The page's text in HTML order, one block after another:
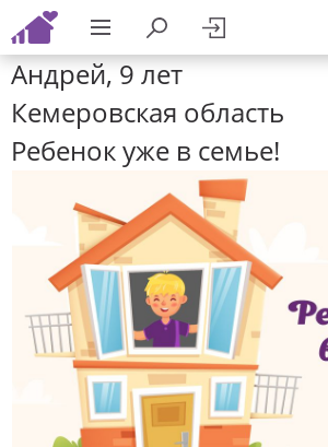
Андрей, 9 лет
Кемеровская область
Ребенок уже в семье!